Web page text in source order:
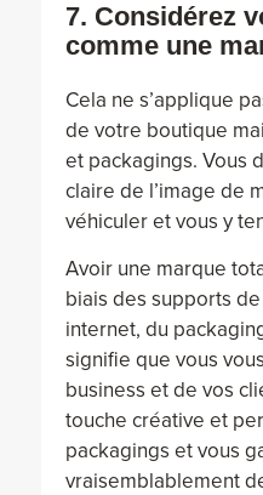
7. Considérez
comme une
Cela ne s’applique
de votre boutique
et packagings. Vous
claire de l’image de
véhiculer et vous y
Avoir une marque
biais des supports
internet, du
signifie que vous
business et de vos
touche créative et
packagings et vous
vraisemblablement